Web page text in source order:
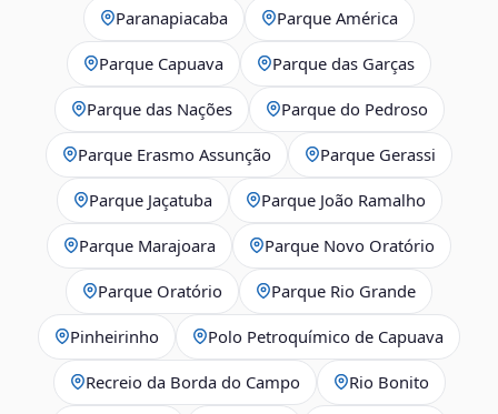
Paranapiacaba Parque América
Parque Capuava Parque das Garças
Parque das Nações Parque do Pedroso
Parque Erasmo Assunção Parque Gerassi
Parque Jaçatuba Parque João Ramalho
Parque Marajoara Parque Novo Oratório
Parque Oratório Parque Rio Grande
Pinheirinho Polo Petroquímico de Capuava
Recreio da Borda do Campo Rio Bonito